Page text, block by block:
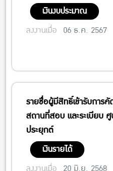
เงินงบประมาณ
ลงงานเมื่อ 06 ธ.ค. 2567
รายชื่อผู้มีสิทธิ์เข้ารับการ
สถานที่สอบ และระเบียบ
ประยุกต์
เงินรายได้